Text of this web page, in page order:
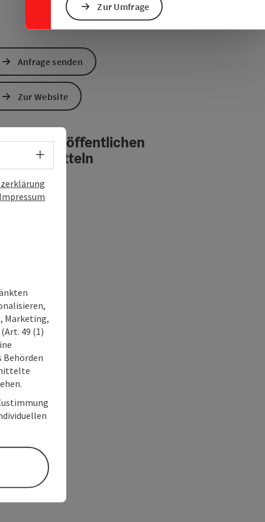
Zur Umfrage
Anfrage senden
Zur Website
mit öffentlichen
Sprachwahl - Menü öffnen
Marketing,
49 (1)
Behörden